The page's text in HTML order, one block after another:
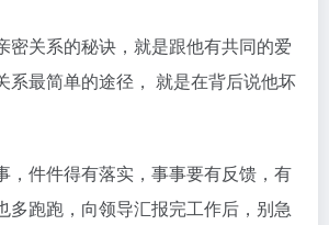
密关系的秘诀，就是跟他有共同的爱
系最简单的途径， 就是在背后说他坏
，件件得有落实，事事要有反馈，有
多跑跑，向领导汇报完工作后，别急